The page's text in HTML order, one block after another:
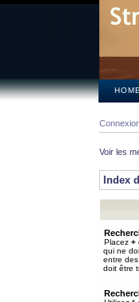
HOME
Voir les
Index
Placez +
qui ne
entre
doit être